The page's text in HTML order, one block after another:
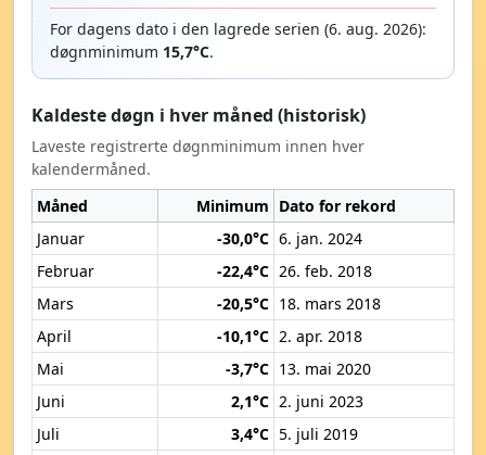
For dagens dato i den lagrede serien (6. aug. 2026):
døgnminimum 15,7°C.
Kaldeste døgn i hver måned (historisk)
Laveste registrerte døgnminimum innen hver
kalendermåned.
Måned
Minimum Dato for rekord
Januar
-30,0°C 6. jan. 2024
Februar
-22,4°C 26. feb. 2018
Mars
-20,5°C 18. mars 2018
April
-10,1°C 2. apr. 2018
Mai
-3,7°C 13. mai 2020
Juni
2,1°C 2. juni 2023
Juli
3,4°C 5. juli 2019